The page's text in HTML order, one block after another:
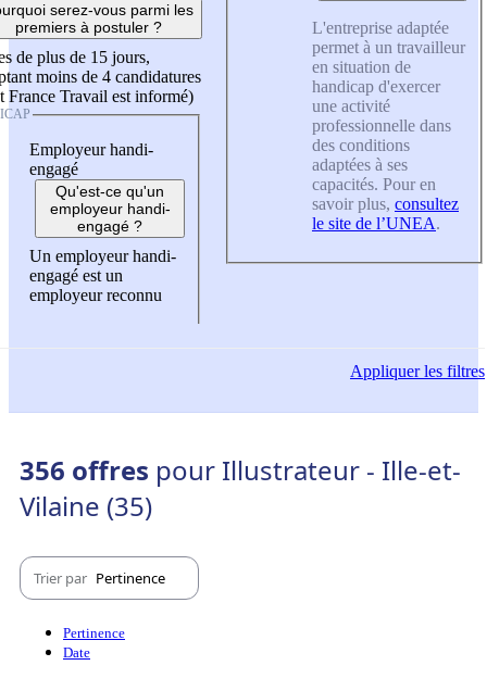
serez-vous parmi les
premiers à postuler ?
de plus de 15 jours,
moins de 4 candidatures
France Travail est informé)
Employeur handi-
engagé
Qu'est-ce qu'un
employeur handi-
engagé ?
Un employeur handi-
engagé est un
employeur reconnu
L'entreprise adaptée
permet à un travailleur
en situation de
handicap d'exercer
une activité
professionnelle dans
des conditions
adaptées à ses
capacités. Pour en
savoir plus, consultez
le site de l’UNEA.
Appliquerles filtres
356 offres pour Illustrateur - Ille-et-
Vilaine (35)
Trier par Pertinence
Pertinence
Date